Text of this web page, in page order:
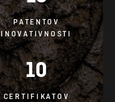
PATENTOV
INOVATIVNOSTI
10
CERTIFIKATOV